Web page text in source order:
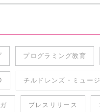
プログラミング教育
チルドレンズ・ミュー
プレスリリース